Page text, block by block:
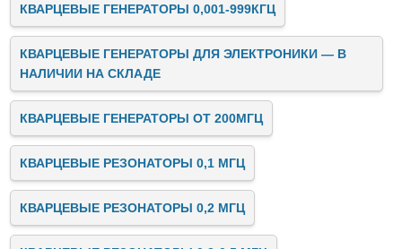
КВАРЦЕВЫЕ ГЕНЕРАТОРЫ 0,001-999КГЦ
КВАРЦЕВЫЕ ГЕНЕРАТОРЫ ДЛЯ ЭЛЕКТРОНИКИ — В
НАЛИЧИИ НА СКЛАДЕ
КВАРЦЕВЫЕ ГЕНЕРАТОРЫ ОТ 200МГЦ
КВАРЦЕВЫЕ РЕЗОНАТОРЫ 0,1 МГЦ
КВАРЦЕВЫЕ РЕЗОНАТОРЫ 0,2 МГЦ